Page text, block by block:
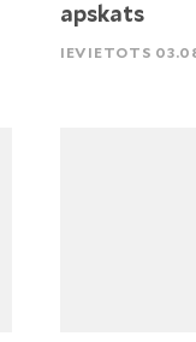
apskats
IEVIETOTS